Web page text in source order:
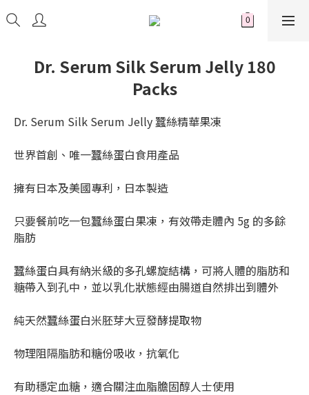
Dr. Serum Silk Serum Jelly 180
Packs
Dr. Serum Silk Serum Jelly 蠶絲精華果凍
世界首創、唯一蠶絲蛋白食用產品
擁有日本及美國專利，日本製造
只要餐前吃一包蠶絲蛋白果凍，有效帶走體內 5g 的多餘
脂肪
蠶絲蛋白具有納米級的多孔螺旋結構，可將人體的脂肪和
糖帶入到孔中，並以乳化狀態經由腸道自然排出到體外
純天然蠶絲蛋白米胚芽大豆發酵提取物
物理阻隔脂肪和糖份吸收，抗氧化
有助穩定血糖，適合關注血脂膽固醇人士使用